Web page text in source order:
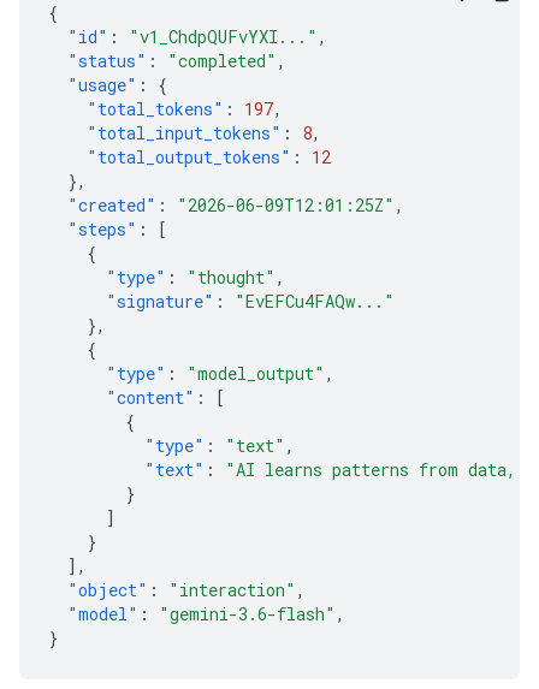
{
"id" : "v1_ChdpQUFvYXI..." ,
"status" : "completed" ,
"usage" :
{
"total_tokens" : 197,
"total_input_tokens" : 8,
"total_output_tokens" :
12
},
"created" : "2026-06-09T12:01:25Z" ,
"steps" :
[
{
"type" : "thought" ,
"signature" :
"EvEFCu4FAQw..."
},
{
"type" : "model_output" ,
"content" :
[
{
"type" : "text" ,
"text" :
"AI learns patterns from data,
}
]
}
],
"object" : "interaction" ,
"model" : "gemini-3.6-flash" ,
}